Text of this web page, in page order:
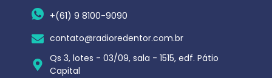
+(61) 9 8100-9090
contato@radioredentor.com.br
Qs 3, lotes - 03/09, sala - 1515, edf. Pátio
Capital